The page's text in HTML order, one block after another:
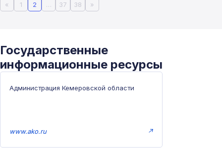
« 1 2 … 37 38 »
Государственные
информационные ресурсы
Администрация Кемеровской области
www.ako.ru ↗